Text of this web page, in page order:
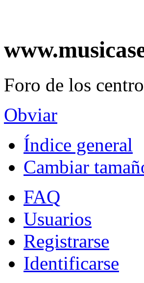
Foro de los
Obviar
Índice general
Cambiar
FAQ
Usuarios
Registrarse
Identificarse